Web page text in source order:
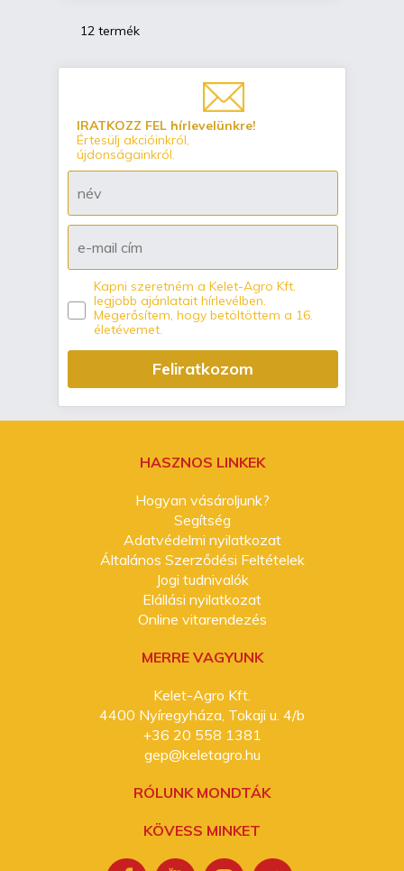
12 termék
IRATKOZZ FEL hírlevelünkre!
Értesülj akcióinkról,
újdonságainkról.
Kapni szeretném a Kelet-Agro Kft.
legjobb ajánlatait hírlevélben.
Megerősítem, hogy betöltöttem a 16.
életévemet.
Feliratkozom
HASZNOS LINKEK
Hogyan vásároljunk?
Segítség
Adatvédelmi nyilatkozat
Általános Szerződési Feltételek
Jogi tudnivalók
Elállási nyilatkozat
Online vitarendezés
MERRE VAGYUNK
Kelet-Agro Kft.
4400 Nyíregyháza, Tokaji u. 4/b
+36 20 558 1381
gep@keletagro.hu
RÓLUNK MONDTÁK
KÖVESS MINKET